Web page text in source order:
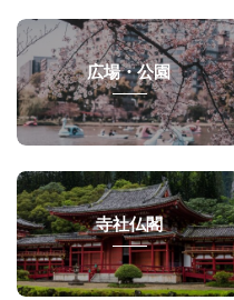
広場・公園
寺社仏閣